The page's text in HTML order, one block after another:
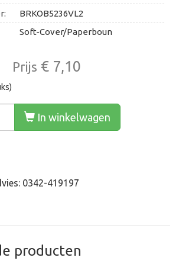
BRKOB5236VL2
Soft-Cover/Paperboun
Prijs € 7,10
In winkelwagen
0342-419197
producten